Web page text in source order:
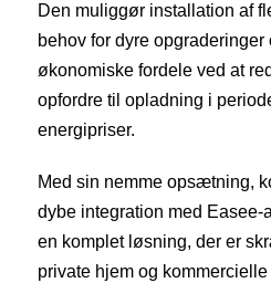
Den muliggør installation af
behov for dyre
økonomiske fordele ved at
opfordre til opladning i
energipriser.
Med sin nemme opsætning,
dybe integration med
en komplet løsning, der er
private hjem og